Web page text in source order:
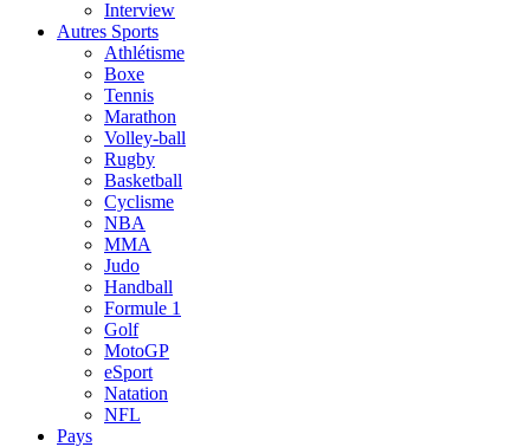
Interview
Autres Sports
Athlétisme
Boxe
Tennis
Marathon
Volley-ball
Rugby
Basketball
Cyclisme
NBA
MMA
Judo
Handball
Formule 1
Golf
MotoGP
eSport
Natation
NFL
Pays